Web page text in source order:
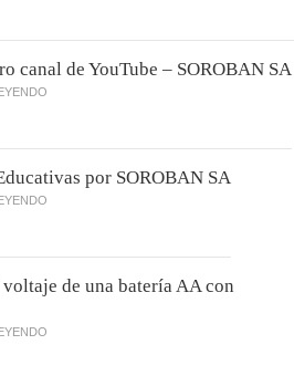
canal de YouTube – SOROBAN SA
por SOROBAN SA
de una batería AA con